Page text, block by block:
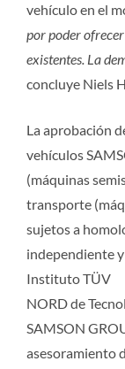
vehículo en el
por poder
existentes. La
concluye Niels
La aprobación
vehículos
(máquinas
transporte
sujetos a
independiente
Instituto TÜV
NORD de
SAMSON
asesoramiento